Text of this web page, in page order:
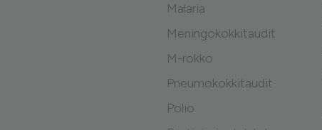
Malaria
Meningokokkitaudit
M-rokko
Pneumokokkitaudit
Polio